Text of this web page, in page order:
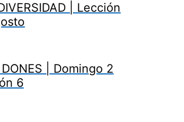
| Lección
DONES | Domingo 2
6